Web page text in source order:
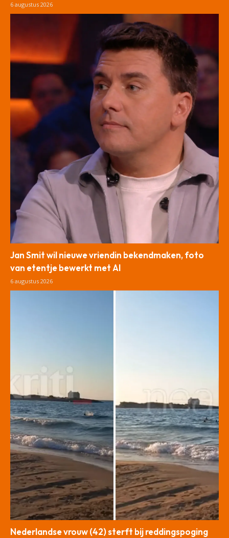
6 augustus 2026
Jan Smit wil nieuwe vriendin bekendmaken, foto
van etentje bewerkt met AI
6 augustus 2026
Nederlandse vrouw (42) sterft bij reddingspoging